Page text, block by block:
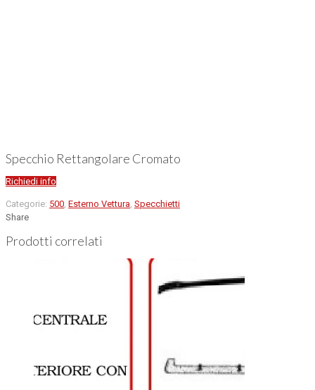
Specchio Rettangolare Cromato
Richiedi info
Categorie: 500 Esterno Vettura Specchietti
Share
Prodotti correlati